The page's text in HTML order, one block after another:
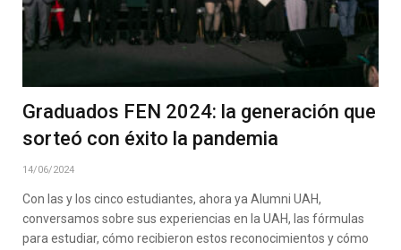
Graduados FEN 2024: la generación que
sorteó con éxito la pandemia
14/06/2024
Con las y los cinco estudiantes, ahora ya Alumni UAH,
conversamos sobre sus experiencias en la UAH, las fórmulas
para estudiar, cómo recibieron estos reconocimientos y cómo